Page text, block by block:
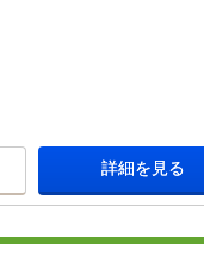
詳細を見る